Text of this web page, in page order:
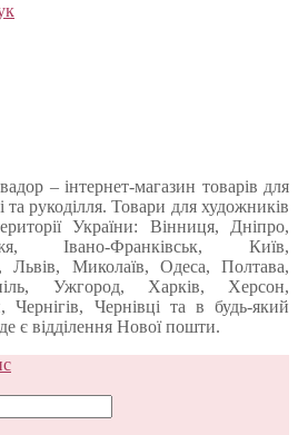
– інтернет-магазин товарів для
та рукоділля. Товари для художників
України: Вінниця, Дніпро,
Івано-Франківськ, Київ,
Миколаїв, Одеса, Полтава,
Ужгород, Харків, Херсон,
Чернівці та в будь-який
є відділення Нової пошти.